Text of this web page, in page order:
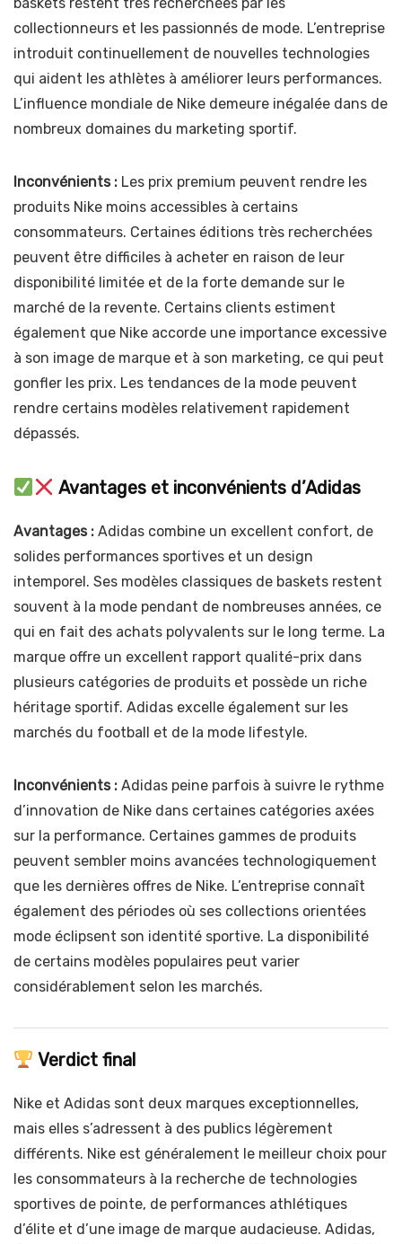
collectionneurs et les passionnés de mode. L’entreprise
introduit continuellement de nouvelles technologies
qui aident les athlètes à améliorer leurs performances.
L’influence mondiale de Nike demeure inégalée dans de
nombreux domaines du marketing sportif.
Inconvénients : Les prix premium peuvent rendre les
produits Nike moins accessibles à certains
consommateurs. Certaines éditions très recherchées
peuvent être difficiles à acheter en raison de leur
disponibilité limitée et de la forte demande sur le
marché de la revente. Certains clients estiment
également que Nike accorde une importance excessive
à son image de marque et à son marketing, ce qui peut
gonfler les prix. Les tendances de la mode peuvent
rendre certains modèles relativement rapidement
dépassés.
Avantages et inconvénients d’Adidas
Avantages : Adidas combine un excellent confort, de
solides performances sportives et un design
intemporel. Ses modèles classiques de baskets restent
souvent à la mode pendant de nombreuses années, ce
qui en fait des achats polyvalents sur le long terme. La
marque offre un excellent rapport qualité-prix dans
plusieurs catégories de produits et possède un riche
héritage sportif. Adidas excelle également sur les
marchés du football et de la mode lifestyle.
Inconvénients : Adidas peine parfois à suivre le rythme
d’innovation de Nike dans certaines catégories axées
sur la performance. Certaines gammes de produits
peuvent sembler moins avancées technologiquement
que les dernières offres de Nike. L’entreprise connaît
également des périodes où ses collections orientées
mode éclipsent son identité sportive. La disponibilité
de certains modèles populaires peut varier
considérablement selon les marchés.
Verdict final
Nike et Adidas sont deux marques exceptionnelles,
mais elles s’adressent à des publics légèrement
différents. Nike est généralement le meilleur choix pour
les consommateurs à la recherche de technologies
sportives de pointe, de performances athlétiques
d’élite et d’une image de marque audacieuse. Adidas,